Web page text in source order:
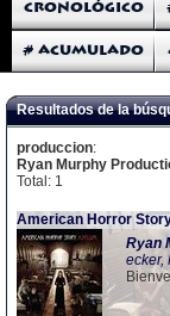
Cronológico
# Acumulado
Resultados de la
produccion:
Ryan Murphy
Total: 1
American Horror
Ryan
ecker,